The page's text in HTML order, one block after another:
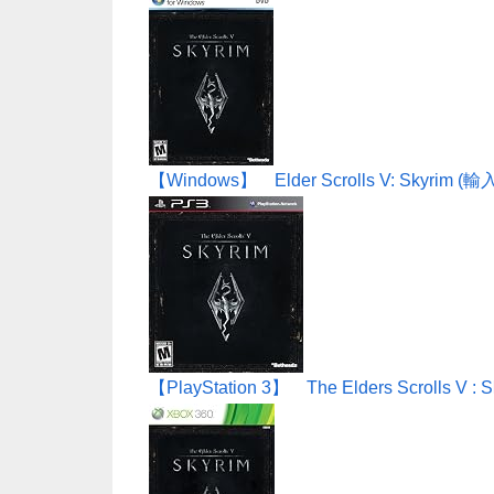
【Windows】 Elder Scrolls V: Skyrim (輸
【PlayStation 3】 The Elders Scrolls V :